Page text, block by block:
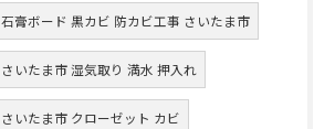
石膏ボード 黒カビ 防カビ工事 さいたま市
さいたま市 湿気取り 満水 押入れ
さいたま市 クローゼット カビ